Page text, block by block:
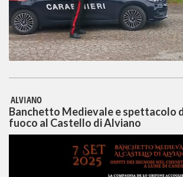
ALVIANO
Banchetto Medievale e spettacolo
fuoco al Castello di Alviano